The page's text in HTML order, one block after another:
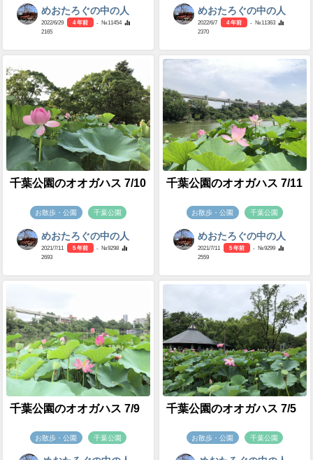
めおたろぐの中の人
2022/6/29 4 年前
- №11454
2165
めおたろぐの中の人
2022/6/7 4 年前
- №11363
2370
千葉公園のオオガハス 7/10
お散歩・公園 千葉公園
めおたろぐの中の人
2021/7/11 5 年前
- №9298
2693
千葉公園のオオガハス 7/11
お散歩・公園 千葉公園
めおたろぐの中の人
2021/7/11 5 年前
- №9299
2559
千葉公園のオオガハス 7/9
お散歩・公園 千葉公園
千葉公園のオオガハス 7/5
お散歩・公園 千葉公園